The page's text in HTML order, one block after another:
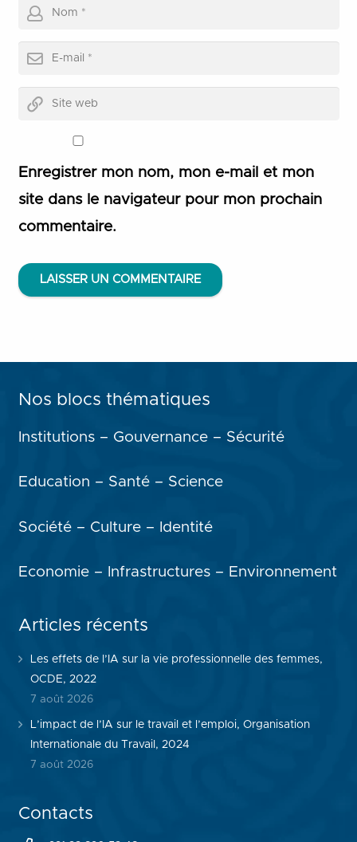
Enregistrer mon nom, mon e-mail et mon
site dans le navigateur pour mon prochain
commentaire.
LAISSER UN COMMENTAIRE
Nos blocs thématiques
Institutions – Gouvernance – Sécurité
Education – Santé – Science
Société – Culture – Identité
Economie – Infrastructures – Environnement
Articles récents
Les effets de l’IA sur la vie professionnelle des femmes,
OCDE, 2022
7 août 2026
L’impact de l’IA sur le travail et l’emploi, Organisation
Internationale du Travail, 2024
7 août 2026
Contacts